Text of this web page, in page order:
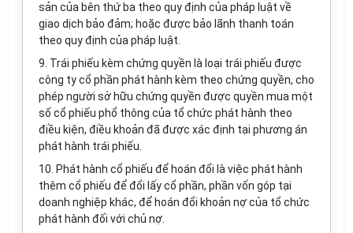
sản của bên thứ ba theo quy định của pháp luật về
giao dịch bảo đảm; hoặc được bảo lãnh thanh toán
theo quy định của pháp luật.
9. Trái phiếu kèm chứng quyền là loại trái phiếu được
công ty cổ phần phát hành kèm theo chứng quyền, cho
phép người sở hữu chứng quyền được quyền mua một
số cổ phiếu phổ thông của tổ chức phát hành theo
điều kiện, điều khoản đã được xác định tại phương án
phát hành trái phiếu.
10. Phát hành cổ phiếu để hoán đổi là việc phát hành
thêm cổ phiếu để đổi lấy cổ phần, phần vốn góp tại
doanh nghiệp khác, để hoán đổi khoản nợ của tổ chức
phát hành đối với chủ nợ.